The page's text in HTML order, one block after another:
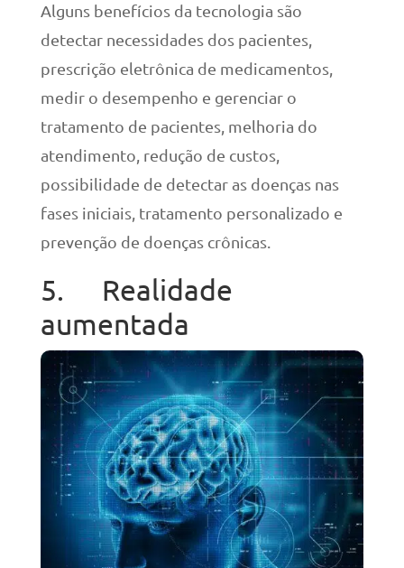
Alguns benefícios da tecnologia são
detectar necessidades dos pacientes,
prescrição eletrônica de medicamentos,
medir o desempenho e gerenciar o
tratamento de pacientes, melhoria do
atendimento, redução de custos,
possibilidade de detectar as doenças nas
fases iniciais, tratamento personalizado e
prevenção de doenças crônicas.
5. Realidade
aumentada